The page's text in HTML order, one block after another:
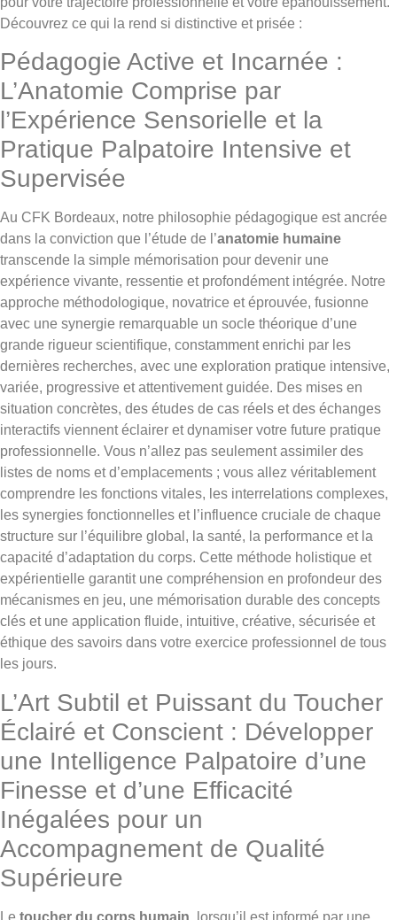
Découvrez ce qui la rend si distinctive et prisée :
Pédagogie Active et Incarnée :
L’Anatomie Comprise par
l’Expérience Sensorielle et la
Pratique Palpatoire Intensive et
Supervisée
Au CFK Bordeaux, notre philosophie pédagogique est ancrée
dans la conviction que l’étude de l’anatomie humaine
transcende la simple mémorisation pour devenir une
expérience vivante, ressentie et profondément intégrée. Notre
approche méthodologique, novatrice et éprouvée, fusionne
avec une synergie remarquable un socle théorique d’une
grande rigueur scientifique, constamment enrichi par les
dernières recherches, avec une exploration pratique intensive,
variée, progressive et attentivement guidée. Des mises en
situation concrètes, des études de cas réels et des échanges
interactifs viennent éclairer et dynamiser votre future pratique
professionnelle. Vous n’allez pas seulement assimiler des
listes de noms et d’emplacements ; vous allez véritablement
comprendre les fonctions vitales, les interrelations complexes,
les synergies fonctionnelles et l’influence cruciale de chaque
structure sur l’équilibre global, la santé, la performance et la
capacité d’adaptation du corps. Cette méthode holistique et
expérientielle garantit une compréhension en profondeur des
mécanismes en jeu, une mémorisation durable des concepts
clés et une application fluide, intuitive, créative, sécurisée et
éthique des savoirs dans votre exercice professionnel de tous
les jours.
L’Art Subtil et Puissant du Toucher
Éclairé et Conscient : Développer
une Intelligence Palpatoire d’une
Finesse et d’une Efficacité
Inégalées pour un
Accompagnement de Qualité
Supérieure
Le toucher du corps humain , lorsqu’il est informé par une